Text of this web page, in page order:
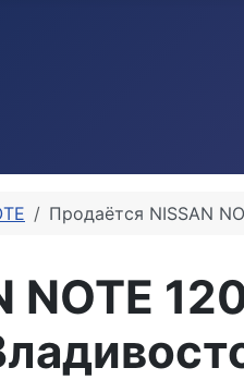
Продаётся NISSAN
NOTE